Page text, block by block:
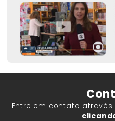
Entre em contato